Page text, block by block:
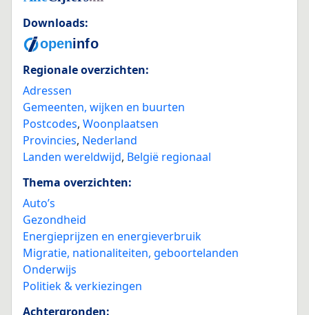
Downloads:
Regionale overzichten:
Adressen
Gemeenten, wijken en buurten
Postcodes, Woonplaatsen
Provincies, Nederland
Landen wereldwijd, België regionaal
Thema overzichten:
Auto’s
Gezondheid
Energieprijzen en energieverbruik
Migratie, nationaliteiten, geboortelanden
Onderwijs
Politiek & verkiezingen
Achtergronden: